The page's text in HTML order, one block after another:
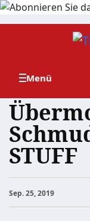
Zum
STUFF
Sep. 25, 2019